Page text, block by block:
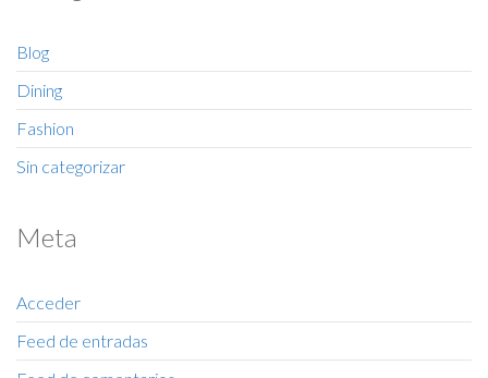
Blog
Dining
Fashion
Sin categorizar
Meta
Acceder
Feed de entradas